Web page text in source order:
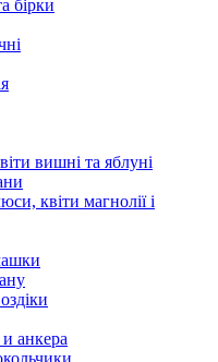
бірки
вишні та яблуні
квіти магнолії і
анкера